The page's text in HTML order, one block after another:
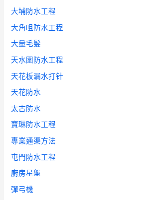
大埔防水工程
大角咀防水工程
大量毛髮
天水圍防水工程
天花板漏水打针
天花防水
太古防水
寶琳防水工程
專業通渠方法
屯門防水工程
廚房星盤
彈弓機